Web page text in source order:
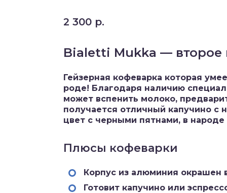
2 300 р.
Bialetti Mukka — второе
Гейзерная кофеварка которая
роде! Благодаря наличию
может вспенить молоко,
получается отличный капучино
цвет с черными пятнами, в народе
Плюсы кофеварки
Корпус из алюминия окрашен
Готовит капучино или